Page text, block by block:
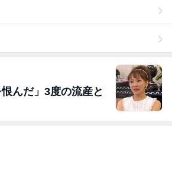
んだ」3度の流産と